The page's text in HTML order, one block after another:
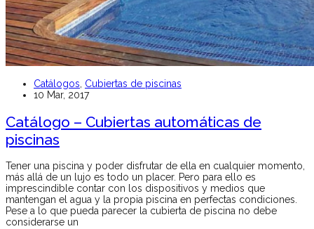
Catálogos, Cubiertas de piscinas
10 Mar, 2017
Catálogo – Cubiertas automáticas de
piscinas
Tener una piscina y poder disfrutar de ella en cualquier momento,
más allá de un lujo es todo un placer. Pero para ello es
imprescindible contar con los dispositivos y medios que
mantengan el agua y la propia piscina en perfectas condiciones.
Pese a lo que pueda parecer la cubierta de piscina no debe
considerarse un